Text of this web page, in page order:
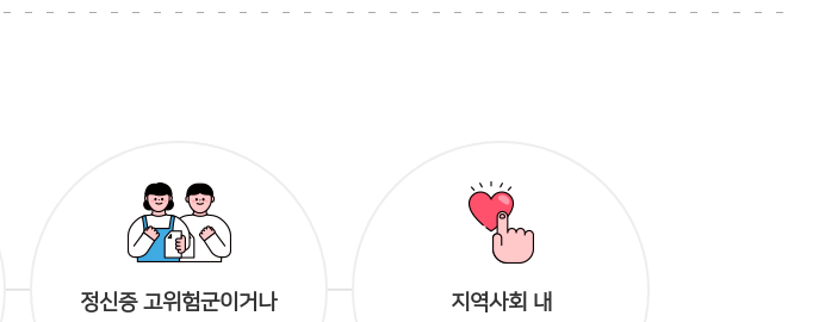
정신증 고위험군이거나
지역사회 내